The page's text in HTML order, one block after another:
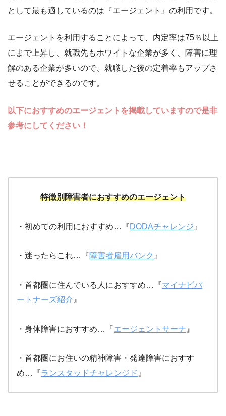
として最も適しているのは『エージェント』の利用です。
エージェントを利用することによって、内定率は75％以上
にまで上昇し、就職先もホワイトな企業が多く、障害に理
解のある企業が多いので、就職した後の定着率もアップさ
せることができるのです。
以下におすすめのエージェントを掲載していますので是非
参考にしてください！
特徴別障害者におすすめのエージェント
・初めての利用におすすめ…『DODAチャレンジ 』
・迷ったらこれ…『障害者雇用バンク 』
・首都圏に住んでいる人におすすめ…『マイナビパ
ートナーズ紹介 』
・身体障害におすすめ…『エージェントサーナ 』
・首都圏にお住いの精神障害・発達障害におすす
め…『ランスタッドチャレンジド 』